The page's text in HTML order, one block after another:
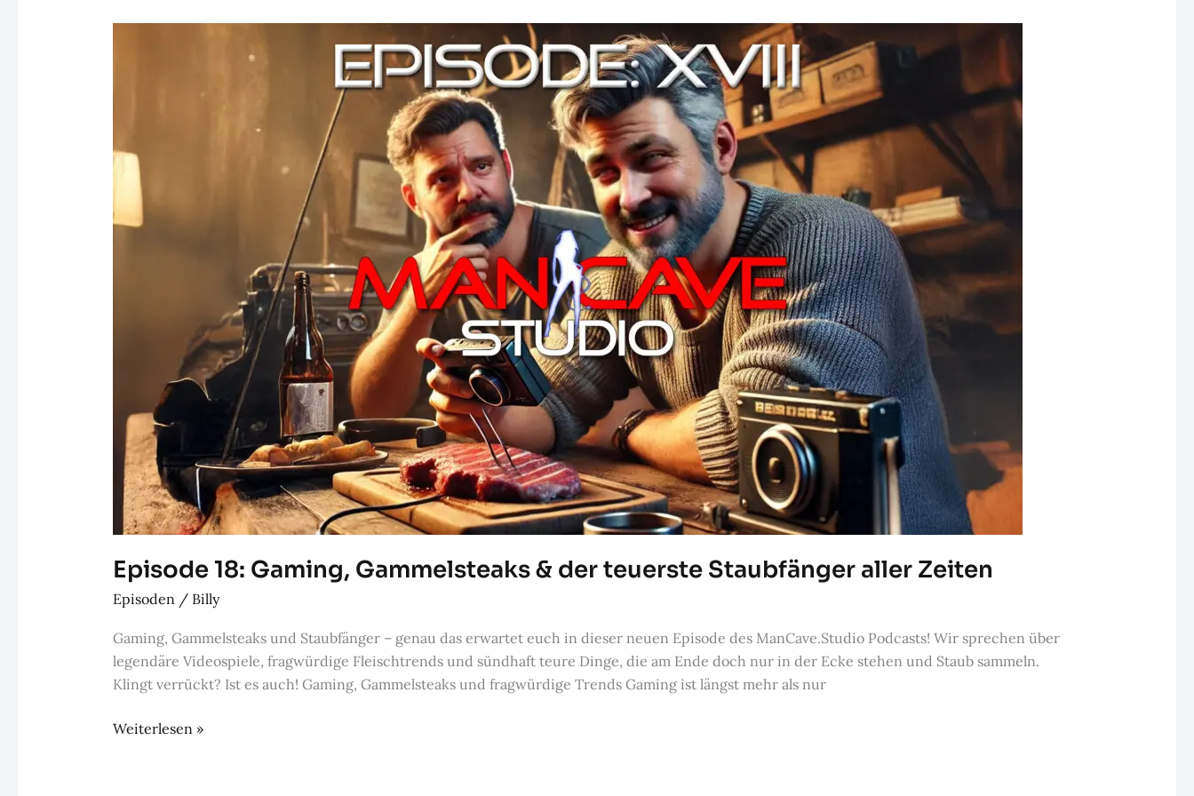
Episode 18: Gaming, Gammelsteaks & der teuerste Staubfänger aller Zeiten
Episoden / Billy
Gaming, Gammelsteaks und Staubfänger – genau das erwartet euch in dieser neuen Episode des ManCave.Studio Podcasts! Wir sprechen über
legendäre Videospiele, fragwürdige Fleischtrends und sündhaft teure Dinge, die am Ende doch nur in der Ecke stehen und Staub sammeln.
Klingt verrückt? Ist es auch! Gaming, Gammelsteaks und fragwürdige Trends Gaming ist längst mehr als nur
Episode
Weiterlesen »